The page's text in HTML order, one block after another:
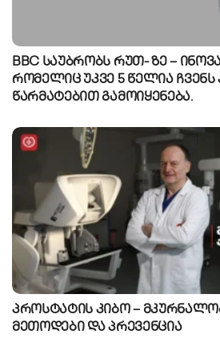
BBC საუბრობს რუთ- ზე –
რომელიც უკვე 5 წელია ჩვენს
წარმატებით გამოიყენება.
პროსტატის კიბო –
მეთოდები და პრევენცია